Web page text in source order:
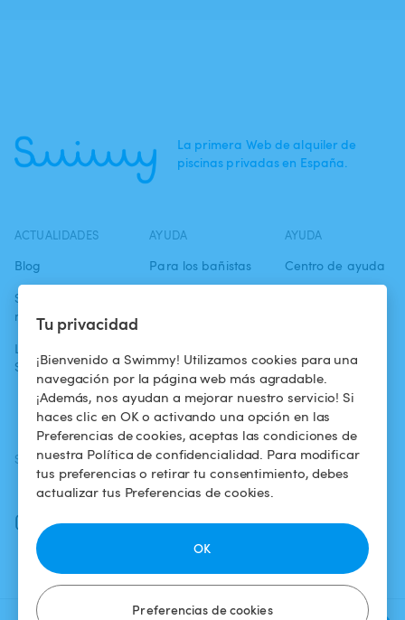
Tu privacidad
¡Bienvenido a Swimmy! Utilizamos cookies para una
navegación por la página web más agradable.
¡Además, nos ayudan a mejorar nuestro servicio! Si
haces clic en OK o activando una opción en las
Preferencias de cookies, aceptas las condiciones de
nuestra Política de confidencialidad. Para modificar
tus preferencias o retirar tu consentimiento, debes
actualizar tus Preferencias de cookies.
Preferencias de cookies
OK
La primera Web de alquiler de
piscinas privadas en España.
ACTUALIDADES
Blog
Swimmy en los
medios
La aventura
Swimmy
AYUDA
Para los bañistas
piscina
¿Cómo funciona?
AYUDA
Centro de ayuda
confidencialidad
Aviso legal
SÍGUENOS
Facebook
Instagram
DESCARGAR LA APP